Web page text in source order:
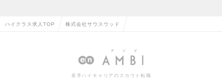
ハイクラス求人TOP 株式会社サウスウッド
若手ハイキャリアのスカウト転職